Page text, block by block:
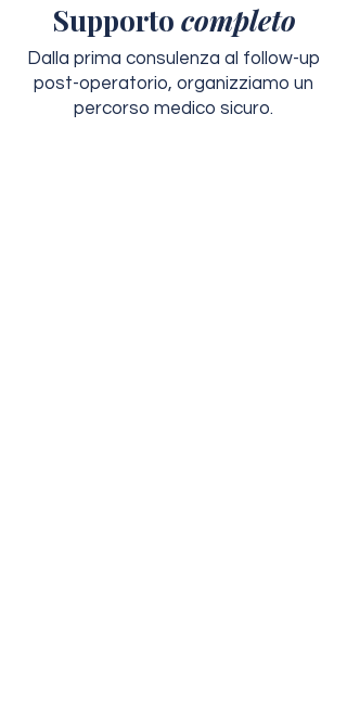
Supporto completo
Dalla prima consulenza al follow-up
post-operatorio, organizziamo un
percorso medico sicuro.